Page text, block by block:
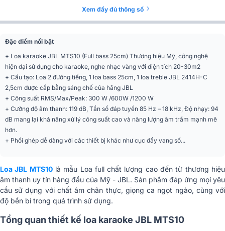
20m2 - 30m2
Cường độ phát âm cực
đại
119 dB
Trở kháng 8 ohms
Góc phủ âm (Ngang x
Dọc)
Số đường tiếng 2 đường tiếng
Dáng loa Loa fullrange (phổ thông)
Ứng dụng mở rộng Karaoke
Xem đầy đủ thông số
Đặc điểm nổi bật
+ Loa karaoke JBL MTS10 (Full bass 25cm) Thương hiệu Mỹ, công nghệ
hiện đại sử dụng cho karaoke, nghe nhạc vàng với diện tích 20-30m2
+ Cấu tạo: Loa 2 đường tiếng, 1 loa bass 25cm, 1 loa treble JBL 2414H-C
2,5cm được cấp bằng sáng chế của hãng JBL
+ Công suất RMS/Max/Peak: 300 W /600W /1200 W
+ Cường độ âm thanh: 119 dB, Tần số đáp tuyến 85 Hz – 18 kHz, Độ nhạy: 94
dB mang lại khả năng xử lý công suất cao và năng lượng âm trầm mạnh mẽ
hơn.
+ Phối ghép dễ dàng với các thiết bị khác như cục đẩy vang số...
Loa JBL MTS10là mẫu Loa full chất lượng cao đến từ thương hiệu
âm thanh uy tín hàng đầu của Mỹ - JBL. Sản phẩm đáp ứng mọi yêu
cầu sử dụng với chất âm chân thực, giọng ca ngọt ngào, cùng với
độ bền bỉ trong quá trình sử dụng.
Tổng quan thiết kế loa karaoke JBL MTS10